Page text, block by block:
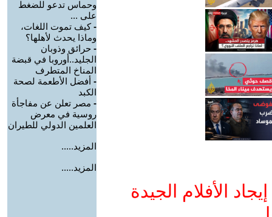
الأفلام الجيدة
وحماس تدعو للضغط
على ...
-كيف تموت اللغات،
وماذا يحدث لأهلها؟
- حرائق وذوبان
الجليد..أوروبا في قبضة
المناخ المتطرف
- أفضل الأطعمة لصحة
الكبد
- مصر تعلن عن مفاجأة
روسية في معرض
العلمين الدولي للطيران
المزيد.....
المزيد.....